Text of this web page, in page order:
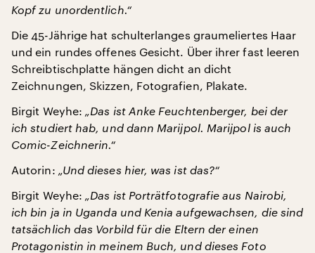
Kopf zu unordentlich.“
Die 45-Jährige hat schulterlanges graumeliertes Haar
und ein rundes offenes Gesicht. Über ihrer fast leeren
Schreibtischplatte hängen dicht an dicht
Zeichnungen, Skizzen, Fotografien, Plakate.
Birgit Weyhe: „Das ist Anke Feuchtenberger, bei der
ich studiert hab, und dann Marijpol. Marijpol is auch
Comic-Zeichnerin.“
Autorin: „Und dieses hier, was ist das?“
Birgit Weyhe: „Das ist Porträtfotografie aus Nairobi,
ich bin ja in Uganda und Kenia aufgewachsen, die sind
tatsächlich das Vorbild für die Eltern der einen
Protagonistin in meinem Buch, und dieses Foto